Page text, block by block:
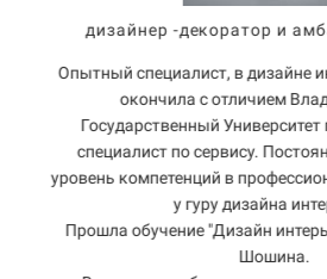
дизайнер -декоратор и
Опытный специалист, в дизайне
окончила с отличием
Государственный Университет
специалист по сервису.
уровень компетенций в
у гуру дизайна
Прошла обучение "Дизайн
Шошина.